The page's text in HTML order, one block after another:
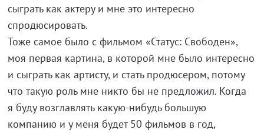
сыграть как актеру и мне это интересно
спродюсировать.
Тоже самое было с фильмом «Статус: Свободен»,
моя первая картина, в которой мне было интересно
и сыграть как артисту, и стать продюсером, потому
что такую роль мне никто бы не предложил. Когда
я буду возглавлять какую-нибудь большую
компанию и у меня будет 50 фильмов в год,